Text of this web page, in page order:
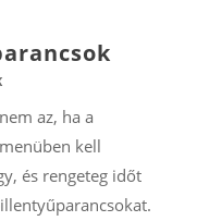
az, ha a
kell
és rengeteg időt